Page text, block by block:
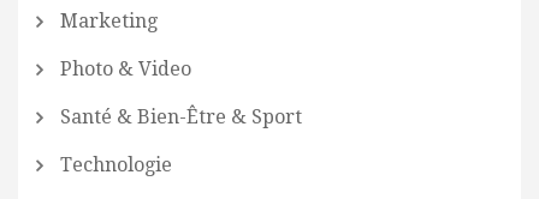
Marketing
Photo & Video
Santé & Bien-Être & Sport
Technologie